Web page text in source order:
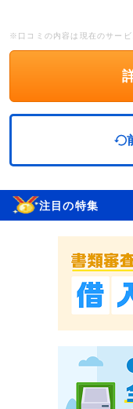
※口コミの内容は現在のサービ
注目の特集